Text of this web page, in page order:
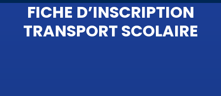
FICHE D’INSCRIPTION
TRANSPORT SCOLAIRE